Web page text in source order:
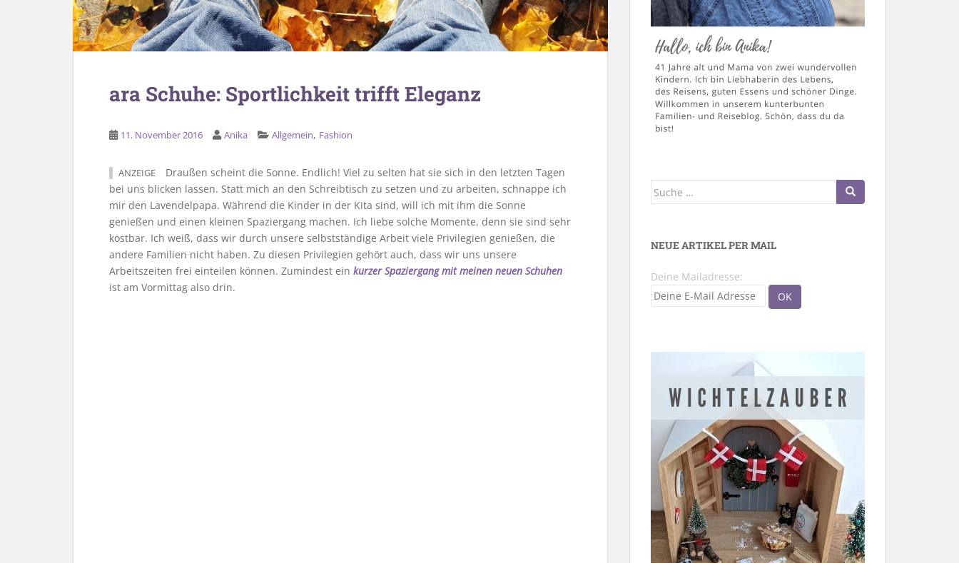
ara Schuhe: Sportlichkeit trifft Eleganz
11. November 2016 Anika Allgemein, Fashion
ANZEIGE
Draußen scheint die Sonne. Endlich! Viel zu selten hat sie sich in den letzten Tagen
bei uns blicken lassen. Statt mich an den Schreibtisch zu setzen und zu arbeiten, schnappe ich
mir den Lavendelpapa. Während die Kinder in der Kita sind, will ich mit ihm die Sonne
genießen und einen kleinen Spaziergang machen. Ich liebe solche Momente, denn sie sind sehr
kostbar. Ich weiß, dass wir durch unsere selbstständige Arbeit viele Privilegien genießen, die
andere Familien nicht haben. Zu diesen Privilegien gehört auch, dass wir uns unsere
Arbeitszeiten frei einteilen können. Zumindest ein kurzer Spaziergang mit meinen neuen Schuhen
ist am Vormittag also drin.
Suche
NEUE ARTIKEL PER MAIL
Deine Mailadresse: